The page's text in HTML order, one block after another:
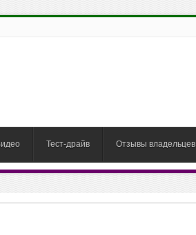
Тест-драйв Отзывы владельцев